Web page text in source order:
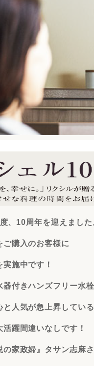
、10周年を迎えました
ご購入のお客様に
施中です！
付きハンズフリー水
と人気が急上昇してい
躍間違いなしです！
家政婦』タサン志麻